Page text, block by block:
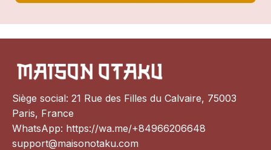
Siège social: 21 Rue des Filles du Calvaire, 75003
Paris, France
WhatsApp: https://wa.me/+84966206648
support@maisonotaku.com